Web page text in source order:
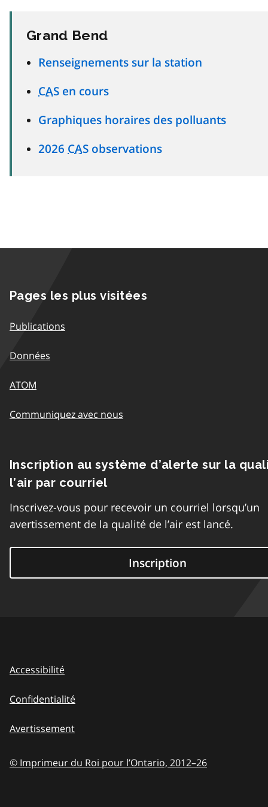
Grand Bend
Renseignements sur la station
CAS en cours
Graphiques horaires des polluants
2026 CAS observations
Pages les plus visitées
Publications
Données
ATOM
Communiquez avec nous
Inscription au système d’alerte sur la
l’air par courriel
Inscrivez-vous pour recevoir un courriel lorsqu’un
avertissement de la qualité de l’air est lancé.
Inscription
Accessibilité
Confidentialité
Avertissement
© Imprimeur du Roi pour l’Ontario, 2012–26